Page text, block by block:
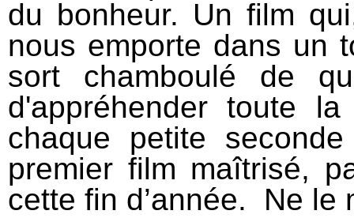
du bonheur. Un film
nous emporte dans un
sort chamboulé de
d'appréhender toute
chaque petite
premier film maîtrisé,
cette fin d’année. Ne le